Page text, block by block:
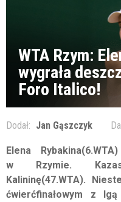
WTA Rzym:
wygrała
Foro Italico!
Dodał: Jan Gąszczyk
Elena Rybakina(
w Rzymie.
Kalininę(47.WTA).
ćwierćfinałowym z